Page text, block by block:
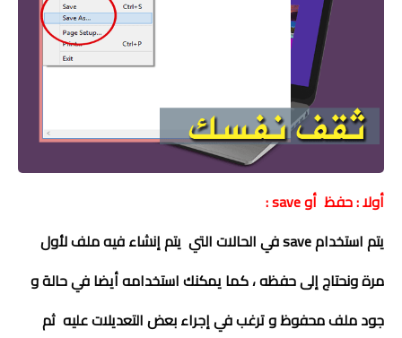
أولا : حفظ أو save :
يتم استخدام save في الحالات التي يتم إنشاء فيه ملف لأول
مرة ونحتاج إلى حفظه ، كما يمكنك استخدامه أيضا في حالة و
جود ملف محفوظ و ترغب في إجراء بعض التعديلات عليه ثم